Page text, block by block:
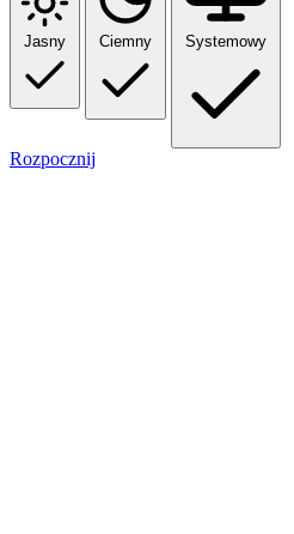
Jasny Ciemny Systemowy
Rozpocznij